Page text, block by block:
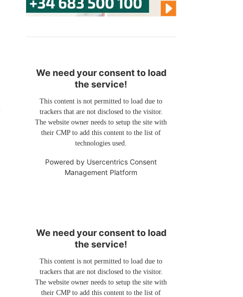
We need your consent to load
the service!
This content is not permitted to load due to
trackers that are not disclosed to the visitor.
The website owner needs to setup the site with
their CMP to add this content to the list of
technologies used.
Powered by Usercentrics Consent
Management Platform
We need your consent to load
the service!
This content is not permitted to load due to
trackers that are not disclosed to the visitor.
The website owner needs to setup the site with
their CMP to add this content to the list of